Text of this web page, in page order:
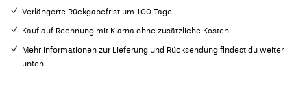
Verlängerte Rückgabefrist um 100 Tage
Kauf auf Rechnung mit Klarna ohne zusätzliche Kosten
Mehr Informationen zur Lieferung und Rücksendung findest du weiter
unten